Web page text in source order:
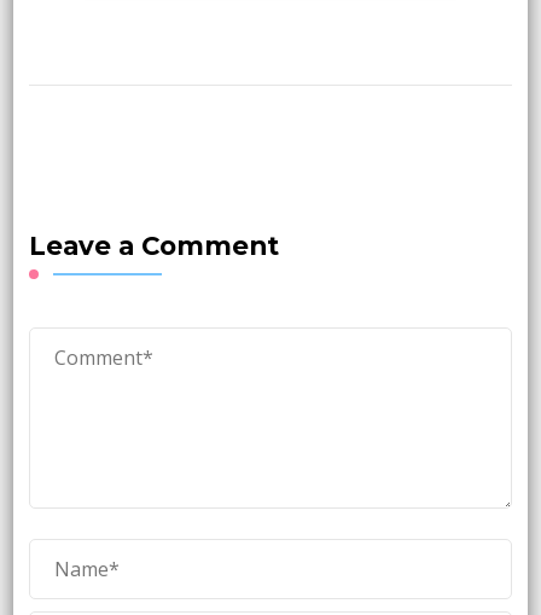
Leave a Comment